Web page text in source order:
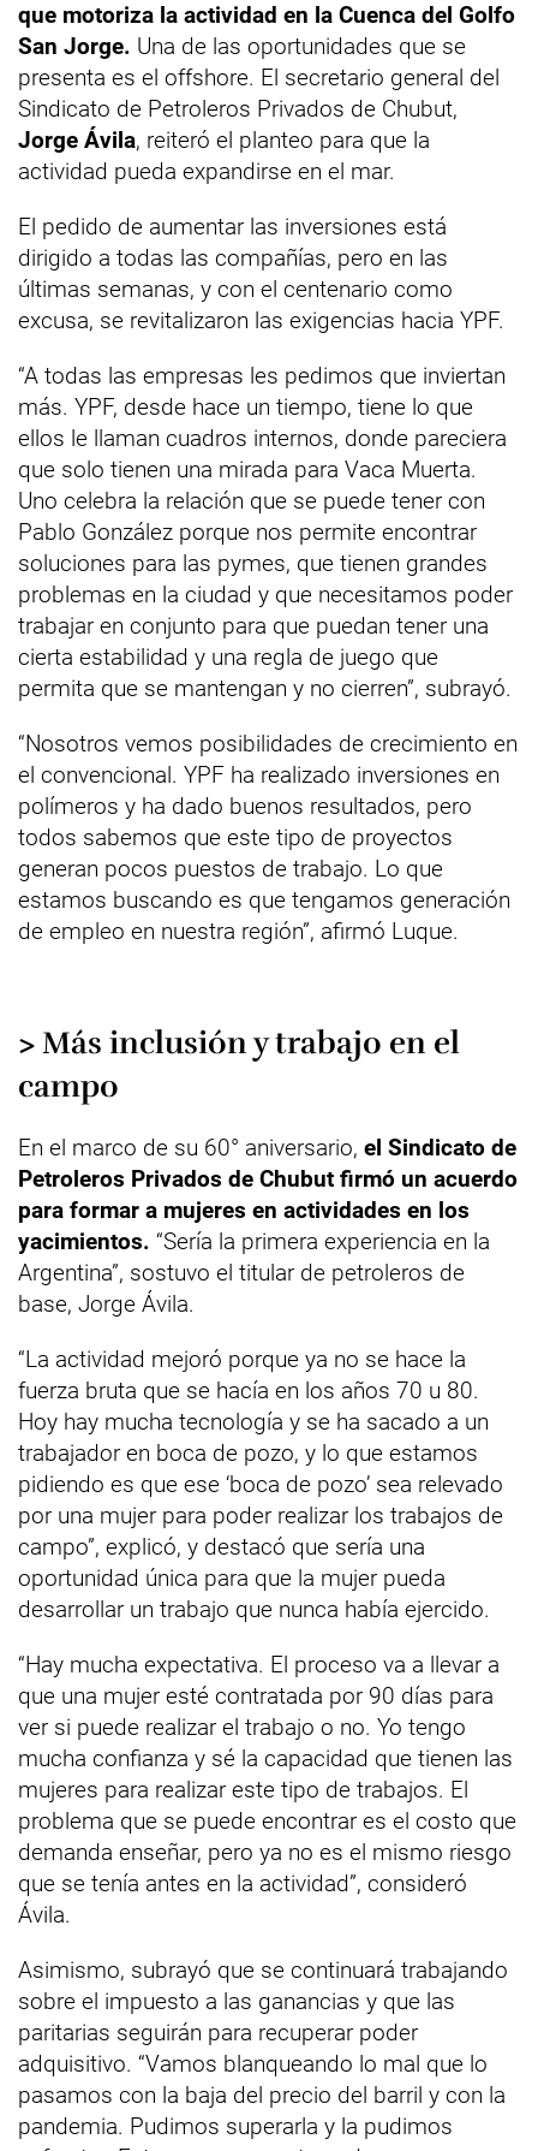
que motoriza la actividad en la Cuenca del Golfo
San Jorge. Una de las oportunidades que se
presenta es el offshore. El secretario general del
Sindicato de Petroleros Privados de Chubut,
Jorge Ávila, reiteró el planteo para que la
actividad pueda expandirse en el mar.
El pedido de aumentar las inversiones está
dirigido a todas las compañías, pero en las
últimas semanas, y con el centenario como
excusa, se revitalizaron las exigencias hacia YPF.
“A todas las empresas les pedimos que inviertan
más. YPF, desde hace un tiempo, tiene lo que
ellos le llaman cuadros internos, donde pareciera
que solo tienen una mirada para Vaca Muerta.
Uno celebra la relación que se puede tener con
Pablo González porque nos permite encontrar
soluciones para las pymes, que tienen grandes
problemas en la ciudad y que necesitamos poder
trabajar en conjunto para que puedan tener una
cierta estabilidad y una regla de juego que
permita que se mantengan y no cierren”, subrayó.
“Nosotros vemos posibilidades de crecimiento en
el convencional. YPF ha realizado inversiones en
polímeros y ha dado buenos resultados, pero
todos sabemos que este tipo de proyectos
generan pocos puestos de trabajo. Lo que
estamos buscando es que tengamos generación
de empleo en nuestra región”, afirmó Luque.
> Más inclusión y trabajo en el
campo
En el marco de su 60° aniversario, el Sindicato de
Petroleros Privados de Chubut firmó un acuerdo
para formar a mujeres en actividades en los
yacimientos. “Sería la primera experiencia en la
Argentina”, sostuvo el titular de petroleros de
base, Jorge Ávila.
“La actividad mejoró porque ya no se hace la
fuerza bruta que se hacía en los años 70 u 80.
Hoy hay mucha tecnología y se ha sacado a un
trabajador en boca de pozo, y lo que estamos
pidiendo es que ese ‘boca de pozo’ sea relevado
por una mujer para poder realizar los trabajos de
campo”, explicó, y destacó que sería una
oportunidad única para que la mujer pueda
desarrollar un trabajo que nunca había ejercido.
“Hay mucha expectativa. El proceso va a llevar a
que una mujer esté contratada por 90 días para
ver si puede realizar el trabajo o no. Yo tengo
mucha confianza y sé la capacidad que tienen las
mujeres para realizar este tipo de trabajos. El
problema que se puede encontrar es el costo que
demanda enseñar, pero ya no es el mismo riesgo
que se tenía antes en la actividad”, consideró
Ávila.
Asimismo, subrayó que se continuará trabajando
sobre el impuesto a las ganancias y que las
paritarias seguirán para recuperar poder
adquisitivo. “Vamos blanqueando lo mal que lo
pasamos con la baja del precio del barril y con la
pandemia. Pudimos superarla y la pudimos